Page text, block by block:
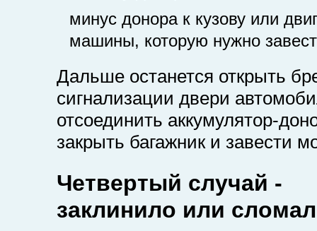
минус донора к кузову или
машины, которую нужно
Дальше останется открыть
сигнализации двери
отсоединить аккумулятор-
закрыть багажник и завести
Четвертый случай -
заклинило или